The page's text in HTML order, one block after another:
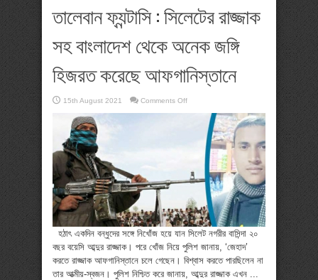
তালেবান ফ্যন্টাসি : সিলেটের রাজ্জাক
সহ বাংলাদেশ থেকে অনেক জঙ্গি
হিজরত করেছে আফগানিস্তানে
15th August 2021 Comments Offon
বাংলাদেশ
অনেক
জঙ্গি
করেছে
আফগানিস্তানে
হঠাৎ একদিন বন্ধুদের সঙ্গে নিখোঁজ হয়ে যান সিলেট নগরীর বাসিন্দা ২০
বছর বয়েসি আব্দুর রাজ্জাক। পরে খোঁজ নিয়ে পুলিশ জানায়, ‘জেহাদ’
করতে রাজ্জাক আফগানিস্তানে চলে গেছেন। বিশ্বাস করতে পারছিলেন না
তার আত্মীয়-স্বজন। পুলিশ নিশ্চিত করে জানায়, আব্দুর রাজ্জাক এখন ...